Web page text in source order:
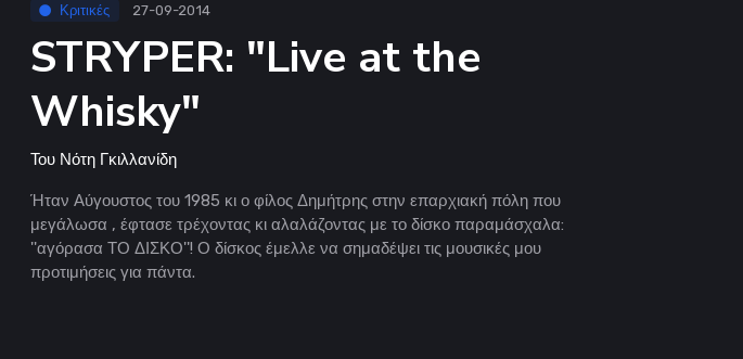
Κριτικές 27-09-2014
STRYPER: "Live at the
Whisky"
Του Νότη Γκιλλανίδη
Ήταν Αύγουστος του 1985 κι ο φίλος Δημήτρης στην επαρχιακή πόλη που
μεγάλωσα , έφτασε τρέχοντας κι αλαλάζοντας με το δίσκο παραμάσχαλα:
''αγόρασα ΤΟ ΔΙΣΚΟ''! Ο δίσκος έμελλε να σημαδέψει τις μουσικές μου
προτιμήσεις για πάντα.